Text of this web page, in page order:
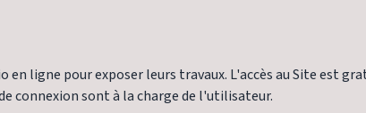
ligne pour exposer leurs travaux. L'accès au Site est
connexion sont à la charge de l'utilisateur.